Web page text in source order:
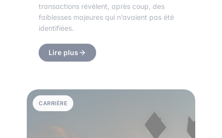
transactions révèlent, après coup, des
faiblesses majeures qui n’avaient pas été
identifiées.
Lire plus
CARRIÈRE